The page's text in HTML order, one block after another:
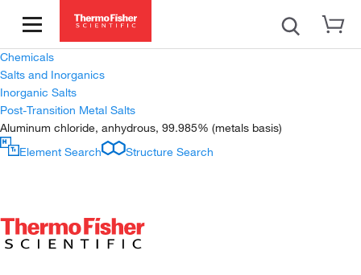
Chemicals
Salts and Inorganics
Inorganic Salts
Post-Transition Metal Salts
Aluminum chloride, anhydrous, 99.985% (metals basis)
Element Search
Structure Search